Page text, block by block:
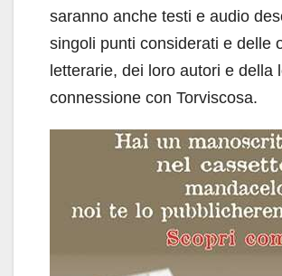
saranno anche testi e audio
singoli punti considerati e delle
letterarie, dei loro autori e della
connessione con Torviscosa.